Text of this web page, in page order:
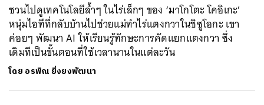
ชวนไปดูเทคโนโลยีล้ำๆ ในไร่เล็กๆ ของ ‘มาโกโตะ โคอิเกะ’
หนุ่มไอทีที่กลับบ้านไปช่วยแม่ทำไร่แตงกวาในชิซูโอกะ เขา
ค่อยๆ พัฒนา AI ให้เรียนรู้ทักษะการคัดแยกแตงกวา ซึ่ง
เดิมทีเป็นขั้นตอนที่ใช้เวลานานในแต่ละวัน
โดย อรพิณ ยิ่งยงพัฒนา